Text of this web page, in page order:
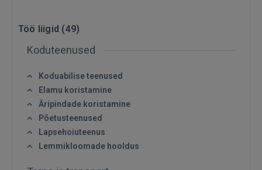
Töö liigid (49)
Koduteenused
Koduabilise teenused
Elamu koristamine
Äripindade koristamine
Põetusteenused
Lapsehoiuteenus
Lemmikloomade hooldus